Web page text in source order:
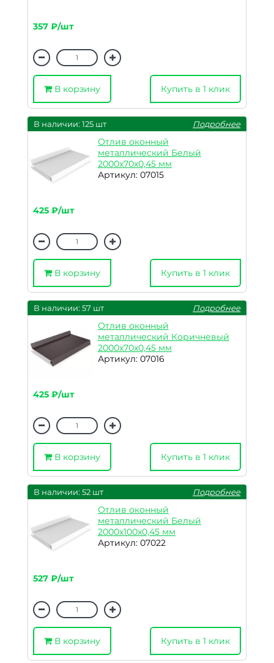
357 ₽/шт
В корзину Купить в 1 клик
В наличии: 125 шт Подробнее
Отлив оконный
металлический Белый
2000х70х0,45 мм
Артикул: 07015
425 ₽/шт
В корзину Купить в 1 клик
В наличии: 57 шт Подробнее
Отлив оконный
металлический Коричневый
2000х70х0,45 мм
Артикул: 07016
425 ₽/шт
В корзину Купить в 1 клик
В наличии: 52 шт Подробнее
Отлив оконный
металлический Белый
2000х100х0,45 мм
Артикул: 07022
527 ₽/шт
В корзину Купить в 1 клик